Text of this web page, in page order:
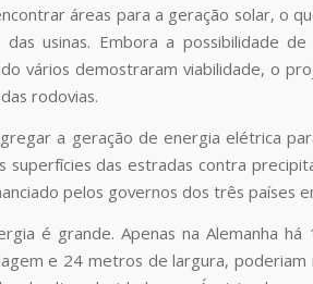
áreas para a geração solar, o
das usinas. Embora a possibilidade
vários demostraram viabilidade, o
rodovias.
a geração de energia elétrica
superfícies das estradas contra
pelos governos dos três países
é grande. Apenas na Alemanha
e 24 metros de largura, poderiam